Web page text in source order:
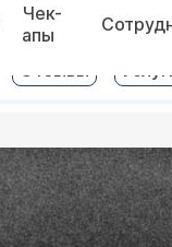
Чек-
апы
Отзывы